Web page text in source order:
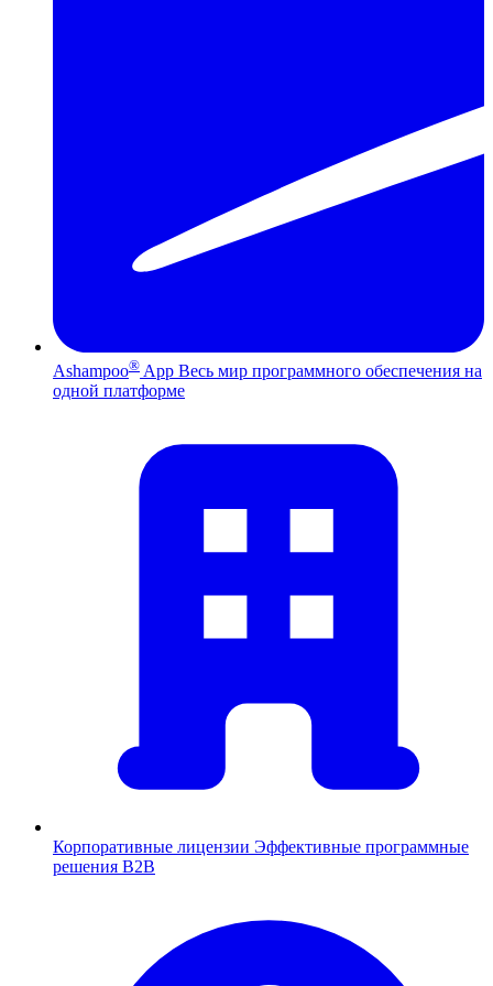
Ashampoo® App Весь мир программного обеспечения на
одной платформе
Корпоративные лицензии Эффективные программные
решения B2B